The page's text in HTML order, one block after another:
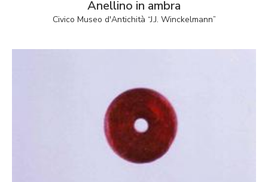
Anellino in ambra
Civico Museo d'Antichità “J.J. Winckelmann”